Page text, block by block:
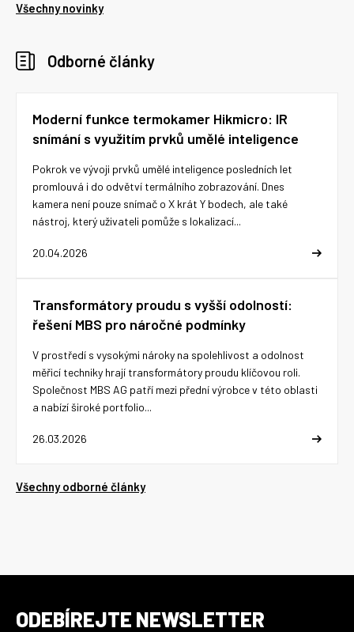
Všechny novinky
Odborné články
Moderní funkce termokamer Hikmicro: IR
snímání s využitím prvků umělé inteligence
20.04.2026
Pokrok ve vývoji prvků umělé inteligence posledních let
promlouvá i do odvětví termálního zobrazování. Dnes
kamera není pouze snímač o X krát Y bodech, ale také
nástroj, který uživateli pomůže s lokalizací...
Transformátory proudu s vyšší odolností:
řešení MBS pro náročné podmínky
26.03.2026
V prostředí s vysokými nároky na spolehlivost a odolnost
měřicí techniky hrají transformátory proudu klíčovou roli.
Společnost MBS AG patří mezi přední výrobce v této oblasti
a nabízí široké portfolio...
Všechny odborné články
ODEBÍREJTE NEWSLETTER